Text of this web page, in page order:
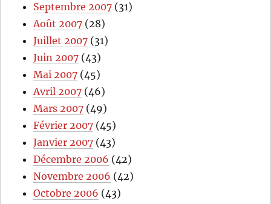
Septembre 2007 (31)
Août 2007 (28)
Juillet 2007 (31)
Juin 2007 (43)
Mai 2007 (45)
Avril 2007 (46)
Mars 2007 (49)
Février 2007 (45)
Janvier 2007 (43)
Décembre 2006 (42)
Novembre 2006 (42)
Octobre 2006 (43)